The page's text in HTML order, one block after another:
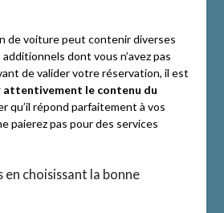
de voiture peut contenir diverses
dont vous n’avez pas
de valider votre réservation, il est
attentivement le contenu du
qu’il répond parfaitement à vos
paierez pas pour des services
en choisissant la bonne